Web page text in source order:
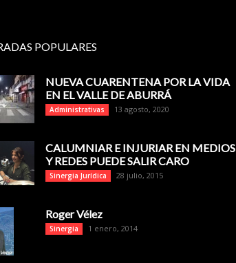
POPULARES
NUEVA CUARENTENA POR LA VIDA
EN EL VALLE DE ABURRÁ
Administrativas 13 agosto, 2020
CALUMNIAR E INJURIAR EN MEDIOS
Y REDES PUEDE SALIR CARO
Sinergia Jurídica 28 julio, 2015
Roger Vélez
Sinergia 1 enero, 2014